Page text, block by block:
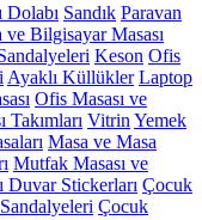
Dolabı Sandık Paravan
ve Bilgisayar Masası
Keson Ofis
Ayaklı Küllükler Laptop
Ofis Masası ve
Takımları Vitrin Yemek
Masa ve Masa
Mutfak Masası ve
Duvar Stickerları Çocuk
Çocuk